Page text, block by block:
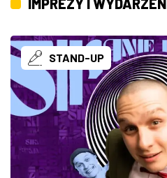
IMPREZY
ROZRYWKA
W KINACH
GASTRONOMIA
ZDJĘCIA
STAND-UP